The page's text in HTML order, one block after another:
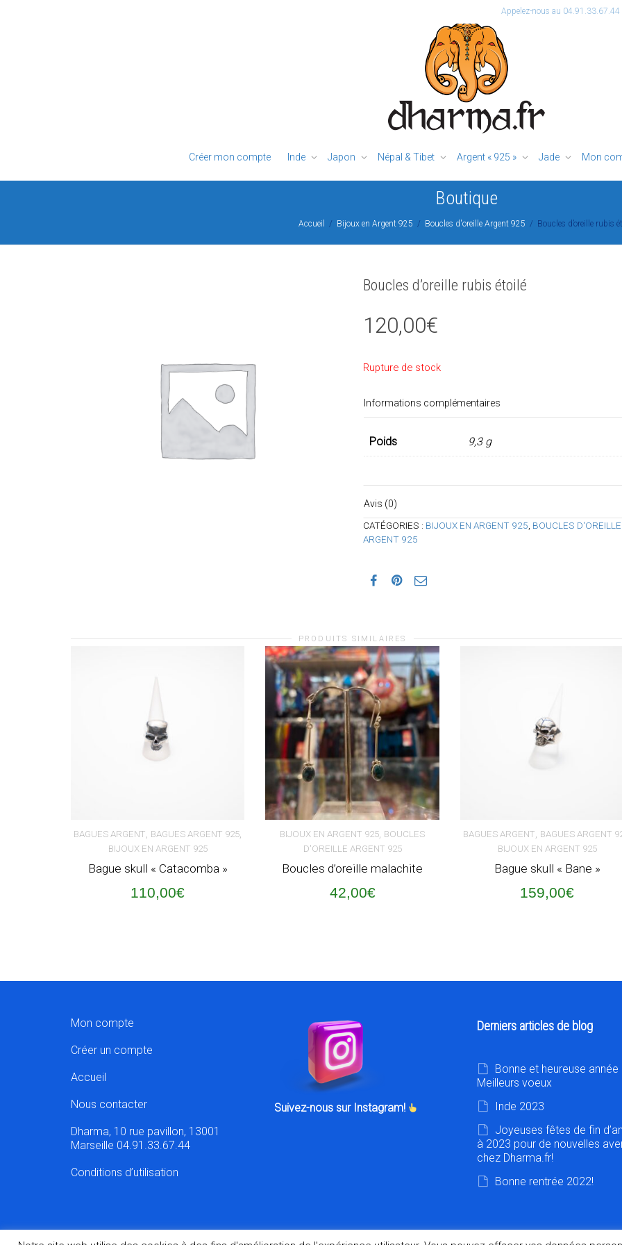
Appelez-nous au
Créer mon compte Inde Japon Népal & Tibet Argent « 925 » Jade Mon
Boutique
Accueil Bijoux en Argent 925 Boucles d'oreille Argent 925 Boucles d’oreille rubis
Boucles d’oreille rubis étoilé
120,00€
Rupture de stock
Informations complémentaires
Poids 9,3 g
Avis (0)
CATÉGORIES : BIJOUX EN ARGENT 925 BOUCLES D'OREILLE
ARGENT 925
PRODUITS SIMILAIRES
BAGUES ARGENT, BAGUES ARGENT 925,
BIJOUX EN ARGENT 925
Bague skull « Catacomba »
110,00€
BIJOUX EN ARGENT 925, BOUCLES
D'OREILLE ARGENT 925
Boucles d’oreille malachite
42,00€
BAGUES ARGENT, BAGUES ARGENT
BIJOUX EN ARGENT 925
Bague skull « Bane »
159,00€
Mon compte
Créer un compte
Accueil
Nous contacter
Dharma, 10 rue pavillon, 13001
Marseille 04.91.33.67.44
Conditions d’utilisation
Suivez-nous sur Instagram!
Derniers articles de blog
Bonne et heureuse année
Meilleurs voeux
Inde 2023
Joyeuses fêtes de fin
à 2023 pour de nouvelles
chez Dharma.fr!
Bonne rentrée 2022!